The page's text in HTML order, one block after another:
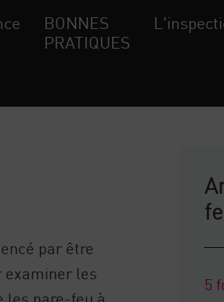
BONNES
PRATIQUES
par être
examiner les
5